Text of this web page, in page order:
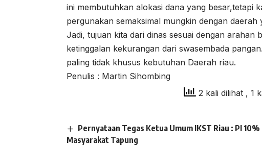
ini membutuhkan alokasi dana yang besar,tetapi
pergunakan semaksimal mungkin dengan
Jadi, tujuan kita dari dinas sesuai dengan arahan
ketinggalan kekurangan dari swasembada
paling tidak khusus kebutuhan Daerah riau.
Penulis : Martin Sihombing
2 kali dilihat , 1
Pernyataan Tegas Ketua Umum IKST Riau : PI
Masyarakat Tapung